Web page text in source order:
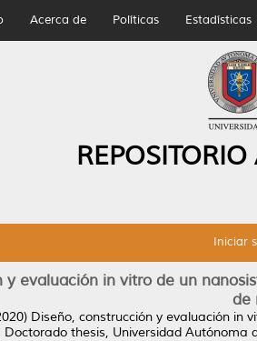
Acerca de Políticas Estadísticas
Iniciar
y evaluación in vitro de un
de
Diseño, construcción y evaluación in
Doctorado thesis, Universidad Autónoma